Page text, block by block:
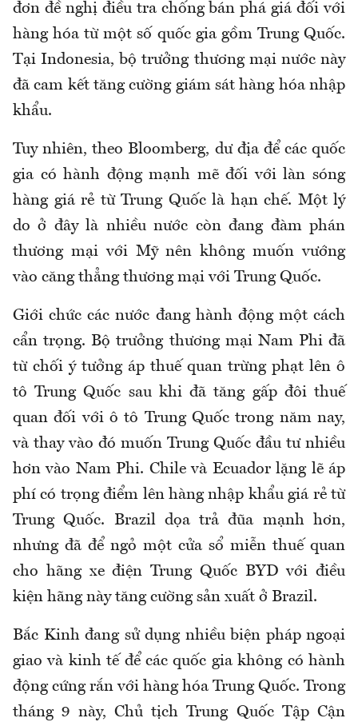
đơn đề nghị điều tra chống bán phá giá đối với
hàng hóa từ một số quốc gia gồm Trung Quốc.
Tại Indonesia, bộ trưởng thương mại nước này
đã cam kết tăng cường giám sát hàng hóa nhập
khẩu.
Tuy nhiên, theo Bloomberg, dư địa để các quốc
gia có hành động mạnh mẽ đối với làn sóng
hàng giá rẻ từ Trung Quốc là hạn chế. Một lý
do ở đây là nhiều nước còn đang đàm phán
thương mại với Mỹ nên không muốn vướng
vào căng thẳng thương mại với Trung Quốc.
Giới chức các nước đang hành động một cách
cẩn trọng. Bộ trưởng thương mại Nam Phi đã
từ chối ý tưởng áp thuế quan trừng phạt lên ô
tô Trung Quốc sau khi đã tăng gấp đôi thuế
quan đối với ô tô Trung Quốc trong năm nay,
và thay vào đó muốn Trung Quốc đầu tư nhiều
hơn vào Nam Phi. Chile và Ecuador lặng lẽ áp
phí có trọng điểm lên hàng nhập khẩu giá rẻ từ
Trung Quốc. Brazil dọa trả đũa mạnh hơn,
nhưng đã để ngỏ một cửa sổ miễn thuế quan
cho hãng xe điện Trung Quốc BYD với điều
kiện hãng này tăng cường sản xuất ở Brazil.
Bắc Kinh đang sử dụng nhiều biện pháp ngoại
giao và kinh tế để các quốc gia không có hành
động cứng rắn với hàng hóa Trung Quốc. Trong
tháng 9 này, Chủ tịch Trung Quốc Tập Cận